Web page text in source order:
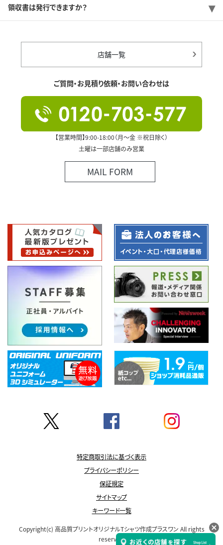
領収書は発行できますか？
店舗一覧
ご質問・お見積り依頼・お問い合わせは
【営業時間】9:00-18:00（月～金 ※祝日除く）
土曜は一部店舗のみ営業
MAIL FORM
特定商取引法に基づく表示
プライバシーポリシー
保証規定
サイトマップ
キーワード一覧
Copyright(c) 高品質プリントオリジナルTシャツ作成プラスワン All rights
reserved.